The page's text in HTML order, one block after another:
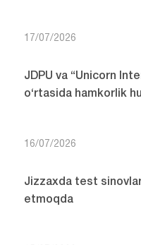
17/07/2026
JDPU va “Unicorn
o‘rtasida hamkorlik
16/07/2026
Jizzaxda test
etmoqda